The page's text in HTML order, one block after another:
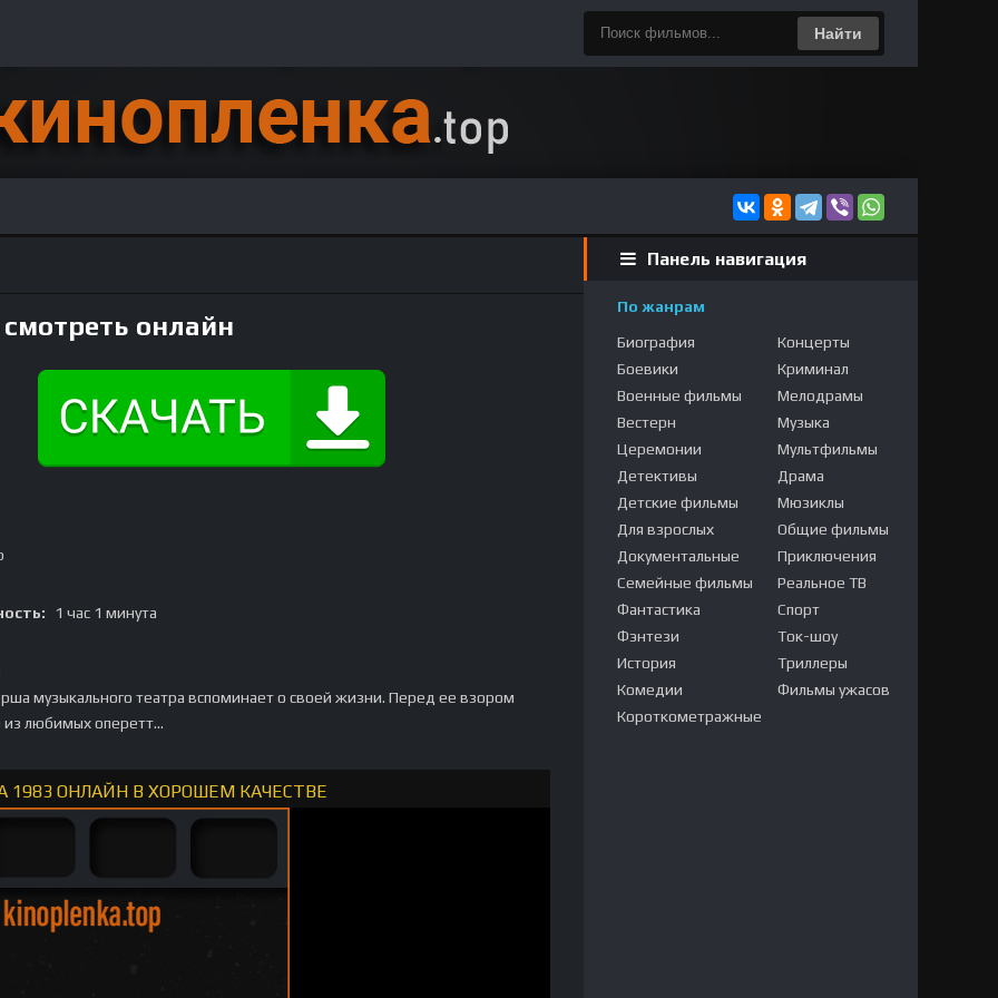
Найти
онлайн
1 час 1 минута
музыкального театра вспоминает о своей жизни. Перед ее взором
любимых оперетт...
ОНЛАЙН В ХОРОШЕМ КАЧЕСТВЕ
Панель навигация
По жанрам
Биография
Боевики
Военные фильмы
Вестерн
Церемонии
Детективы
Детские фильмы
Для взрослых
Документальные
Семейные фильмы
Фантастика
Фэнтези
История
Комедии
Короткометражные
Концерты
Криминал
Мелодрамы
Музыка
Мультфильмы
Драма
Мюзиклы
Общие фильмы
Приключения
Реальное ТВ
Спорт
Ток-шоу
Триллеры
Фильмы ужасов